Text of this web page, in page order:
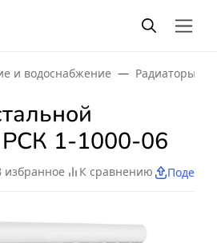
и водоснабжение Радиаторы
РСК 1-1000-06
избранное К сравнению